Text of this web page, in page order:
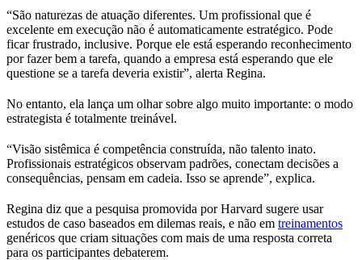
“São naturezas de atuação diferentes. Um profissional que é
excelente em execução não é automaticamente estratégico. Pode
ficar frustrado, inclusive. Porque ele está esperando reconhecimento
por fazer bem a tarefa, quando a empresa está esperando que ele
questione se a tarefa deveria existir”, alerta Regina.
No entanto, ela lança um olhar sobre algo muito importante: o modo
estrategista é totalmente treinável.
“Visão sistêmica é competência construída, não talento inato.
Profissionais estratégicos observam padrões, conectam decisões a
consequências, pensam em cadeia. Isso se aprende”, explica.
Regina diz que a pesquisa promovida por Harvard sugere usar
estudos de caso baseados em dilemas reais, e não em treinamentos
genéricos que criam situações com mais de uma resposta correta
para os participantes debaterem.